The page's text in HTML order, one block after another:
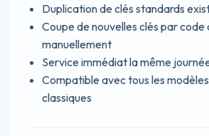
Duplication de clés standards
Coupe de nouvelles clés par code
manuellement
Service immédiat la même
Compatible avec tous les
classiques